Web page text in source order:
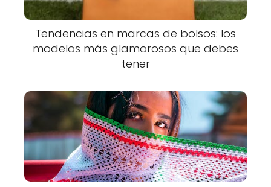
Tendencias en marcas de bolsos: los
modelos más glamorosos que debes
tener